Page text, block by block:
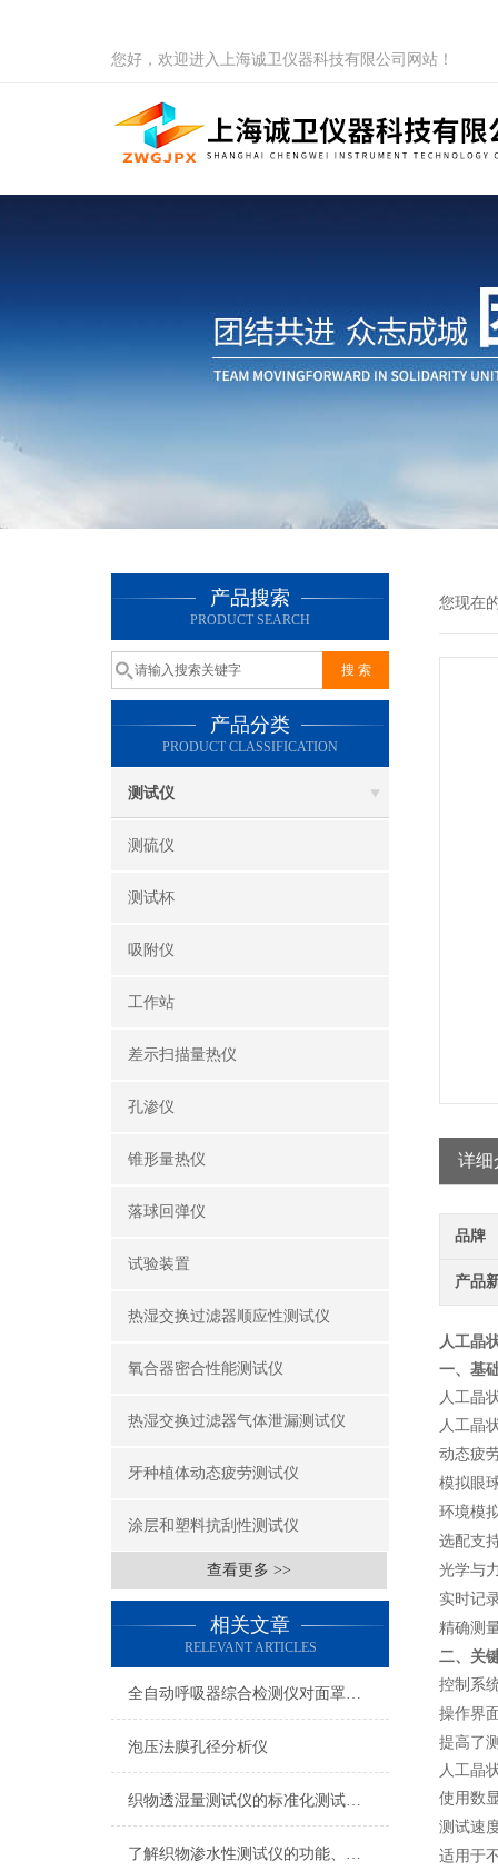
您好，欢迎进入上海诚卫仪器科技有限公司网站！
产品搜索
PRODUCT SEARCH
产品分类
PRODUCT CLASSIFICATION
测试仪
测硫仪
测试杯
吸附仪
工作站
差示扫描量热仪
孔渗仪
锥形量热仪
落球回弹仪
试验装置
热湿交换过滤器顺应性测试仪
氧合器密合性能测试仪
热湿交换过滤器气体泄漏测试仪
牙种植体动态疲劳测试仪
涂层和塑料抗刮性测试仪
查看更多 >>
相关文章
RELEVANT ARTICLES
全自动呼吸器综合检测仪对面罩泄漏率的定量检测方法
泡压法膜孔径分析仪
织物透湿量测试仪的标准化测试方法与流程介绍
了解织物渗水性测试仪的功能、优势与行业应用
您现在
详细
品牌
产品
人工晶
一、基
人工晶
人工晶
动态疲
模拟眼
环境模
选配支
光学与
实时记
精确测
二、 关
控制系
操作界
提高了
人工晶
使用数
测试速
适用于